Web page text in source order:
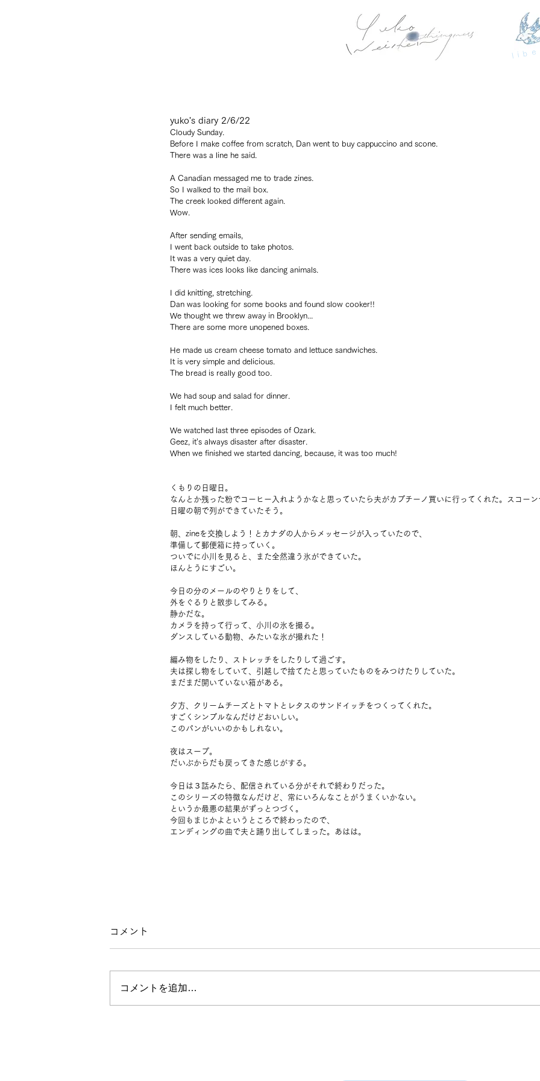
yuko's diary 2/6/22
Cloudy Sunday.
Before I make coffee from scratch, Dan went to buy cappuccino and scone.
There was a line he said.
A Canadian messaged me to trade zines.
So I walked to the mail box.
The creek looked different again.
Wow.
After sending emails,
I went back outside to take photos.
It was a very quiet day.
There was ices looks like dancing animals.
I did knitting, stretching.
Dan was looking for some books and found slow cooker!!
We thought we threw away in Brooklyn...
There are some more unopened boxes.
He made us cream cheese tomato and lettuce sandwiches.
It is very simple and delicious.
The bread is really good too.
We had soup and salad for dinner.
I felt much better.
We watched last three episodes of Ozark.
Geez, it’s always disaster after disaster.
When we finished we started dancing, because, it was too much!
くもりの日曜日。
なんとか残った粉でコーヒー入れようかなと思っていたら夫がカプチーノ買いに行ってくれた。スコーン
日曜の朝で列ができていたそう。
朝、zineを交換しよう！とカナダの人からメッセージが入っていたので、
準備して郵便箱に持っていく。
ついでに小川を見ると、また全然違う氷ができていた。
ほんとうにすごい。
今日の分のメールのやりとりをして、
外をぐるりと散歩してみる。
静かだな。
カメラを持って行って、小川の氷を撮る。
ダンスしている動物、みたいな氷が撮れた！
編み物をしたり、ストレッチをしたりして過ごす。
夫は探し物をしていて、引越しで捨てたと思っていたものをみつけたりしていた。
まだまだ開いていない箱がある。
夕方、クリームチーズとトマトとレタスのサンドイッチをつくってくれた。
すごくシンプルなんだけどおいしい。
このパンがいいのかもしれない。
夜はスープ。
だいぶからだも戻ってきた感じがする。
今日は３話みたら、配信されている分がそれで終わりだった。
このシリーズの特徴なんだけど、常にいろんなことがうまくいかない。
というか最悪の結果がずっとつづく。
今回もまじかよというところで終わったので、
エンディングの曲で夫と踊り出してしまった。あはは。
コメント
コメントを追加…